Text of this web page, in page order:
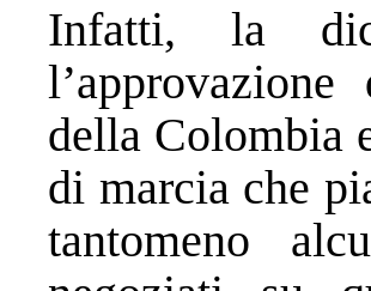
Infatti, la
della Colombia
di marcia che
tantomeno